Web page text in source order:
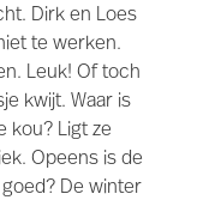
Dirk en Loes
te werken.
Leuk! Of toch
kwijt. Waar is
kou? Ligt ze
Opeens is de
De winter